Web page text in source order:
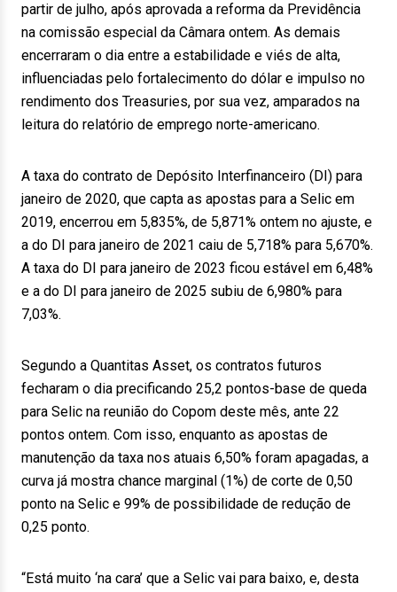
partir de julho, após aprovada a reforma da Previdência
na comissão especial da Câmara ontem. As demais
encerraram o dia entre a estabilidade e viés de alta,
influenciadas pelo fortalecimento do dólar e impulso no
rendimento dos Treasuries, por sua vez, amparados na
leitura do relatório de emprego norte-americano.
A taxa do contrato de Depósito Interfinanceiro (DI) para
janeiro de 2020, que capta as apostas para a Selic em
2019, encerrou em 5,835%, de 5,871% ontem no ajuste, e
a do DI para janeiro de 2021 caiu de 5,718% para 5,670%.
A taxa do DI para janeiro de 2023 ficou estável em 6,48%
e a do DI para janeiro de 2025 subiu de 6,980% para
7,03%.
Segundo a Quantitas Asset, os contratos futuros
fecharam o dia precificando 25,2 pontos-base de queda
para Selic na reunião do Copom deste mês, ante 22
pontos ontem. Com isso, enquanto as apostas de
manutenção da taxa nos atuais 6,50% foram apagadas, a
curva já mostra chance marginal (1%) de corte de 0,50
ponto na Selic e 99% de possibilidade de redução de
0,25 ponto.
“Está muito ‘na cara’ que a Selic vai para baixo, e, desta